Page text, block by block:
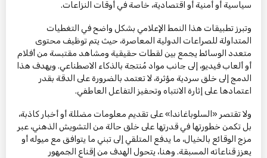
سياسية أو أمنية أو اقتصادية، خاصة في أوقات النزاعات.
وتبرز تطبيقات هذا النمط الإعلامي بشكل واضح في التغطيات
المتداولة للصراعات الدولية المعاصرة، حيث يتم توظيف محتوى
متعدد الوسائط يجمع بين لقطات حقيقية ومشاهد مقتبسة من أفلام
أو ألعاب فيديو، إلى جانب مواد مُنتجة بالذكاء الاصطناعي. ويهدف هذا
الدمج إلى خلق سردية مؤثرة، لا تعتمد بالضرورة على الدقة بقدر
اعتمادها على إثارة الانتباه وتحفيز التفاعل العاطفي.
ولا تقتصر «السلوباغاندا» على تقديم معلومات مضللة أو أخبار كاذبة،
بل تكمن خطورتها في قدرتها على خلق حالة من التشويش الذهني، عبر
مزج الوقائع بالخيال، ما يدفع المتلقي إلى تبني ما يتوافق مع ميوله أو
يعزز قناعاته المسبقة. وهنا، يتحول الهدف من إقناع الجمهور